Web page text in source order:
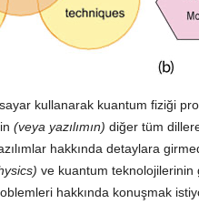
kullanarak kuantum fiziği
(veya yazılımın) diğer tüm
hakkında detaylara
ve kuantum teknolojilerinin
hakkında konuşmak